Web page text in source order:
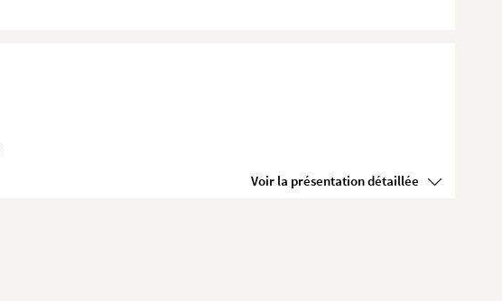
Voir la présentation détaillée